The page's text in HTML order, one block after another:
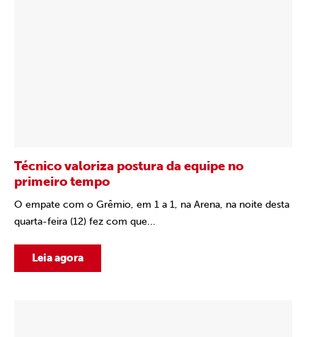
Técnico valoriza postura da equipe no
primeiro tempo
O empate com o Grêmio, em 1 a 1, na Arena, na noite desta
quarta-feira (12) fez com que...
Leia agora